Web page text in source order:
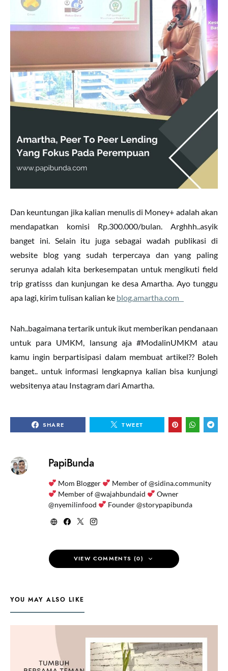
Dan keuntungan jika kalian menulis di Money+ adalah akan
mendapatkan komisi Rp.300.000/bulan. Arghhh..asyik
banget ini. Selain itu juga sebagai wadah publikasi di
website blog yang sudah terpercaya dan yang paling
serunya adalah kita berkesempatan untuk mengikuti field
trip gratisss dan kunjungan ke desa Amartha. Ayo tunggu
apa lagi, kirim tulisan kalian ke blog.amartha.com
Nah..bagaimana tertarik untuk ikut memberikan pendanaan
untuk para UMKM, lansung aja #ModalinUMKM atau
kamu ingin berpartisipasi dalam membuat artikel?? Boleh
banget.. untuk informasi lengkapnya kalian bisa kunjungi
websitenya atau Instagram dari Amartha.
SHARE TWEET
PapiBunda
Mom Blogger
Member of @sidina.community
Member of @wajahbundaid
Owner
@nyemilinfood
Founder @storypapibunda
VIEW COMMENTS (0)
YOU MAY ALSO LIKE